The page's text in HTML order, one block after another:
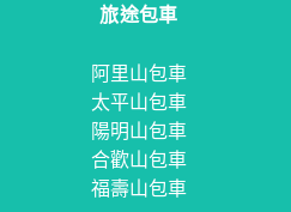
旅途包車
阿里山包車
太平山包車
陽明山包車
合歡山包車
福壽山包車